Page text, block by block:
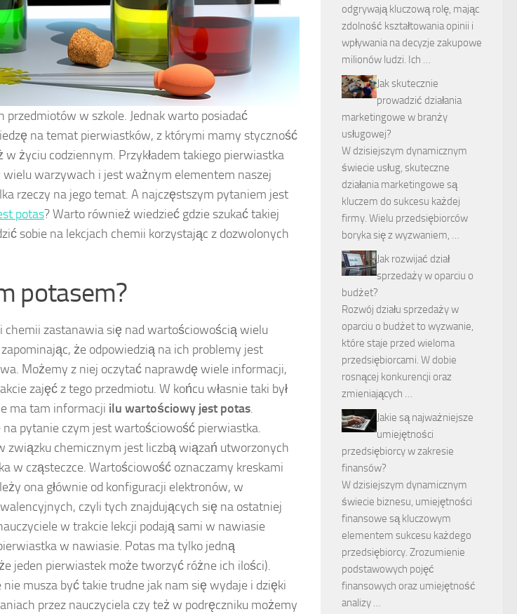
przedmiotów w szkole. Jednak warto posiadać
na temat pierwiastków, z którymi mamy styczność
życiu codziennym. Przykładem takiego pierwiastka
warzywach i jest ważnym elementem naszej
rzeczy na jego temat. A najczęstszym pytaniem jest
potas? Warto również wiedzieć gdzie szukać takiej
sobie na lekcjach chemii korzystając z dozwolonych
potasem?
chemii zastanawia się nad wartościowością wielu
że odpowiedzią na ich problemy jest
Możemy z niej oczytać naprawdę wiele informacji,
zajęć z tego przedmiotu. W końcu własnie taki był
ma tam informacji ilu wartościowy jest potas.
pytanie czym jest wartościowość pierwiastka.
związku chemicznym jest liczbą wiązań utworzonych
w cząsteczce. Wartościowość oznaczamy kreskami
ona głównie od konfiguracji elektronów, w
czyli tych znajdujących się na ostatniej
w trakcie lekcji podają sami w nawiasie
w nawiasie. Potas ma tylko jedną
jeden pierwiastek może tworzyć różne ich ilości).
nie musza być takie trudne jak nam się wydaje i dzięki
przez nauczyciela czy też w podręczniku możemy
odgrywają kluczową rolę, mając
zdolność kształtowania opinii i
wpływania na decyzje zakupowe
milionów ludzi. Ich …
Jak skutecznie
prowadzić działania
marketingowe w branży
usługowej?
W dzisiejszym dynamicznym
świecie usług, skuteczne
działania marketingowe są
kluczem do sukcesu każdej
firmy. Wielu przedsiębiorców
boryka się z wyzwaniem, …
Jak rozwijać dział
sprzedaży w oparciu o
budżet?
Rozwój działu sprzedaży w
oparciu o budżet to wyzwanie,
które staje przed wieloma
przedsiębiorcami. W dobie
rosnącej konkurencji oraz
zmieniających …
Jakie są najważniejsze
umiejętności
przedsiębiorcy w zakresie
finansów?
W dzisiejszym dynamicznym
świecie biznesu, umiejętności
finansowe są kluczowym
elementem sukcesu każdego
przedsiębiorcy. Zrozumienie
podstawowych pojęć
finansowych oraz umiejętność
analizy …